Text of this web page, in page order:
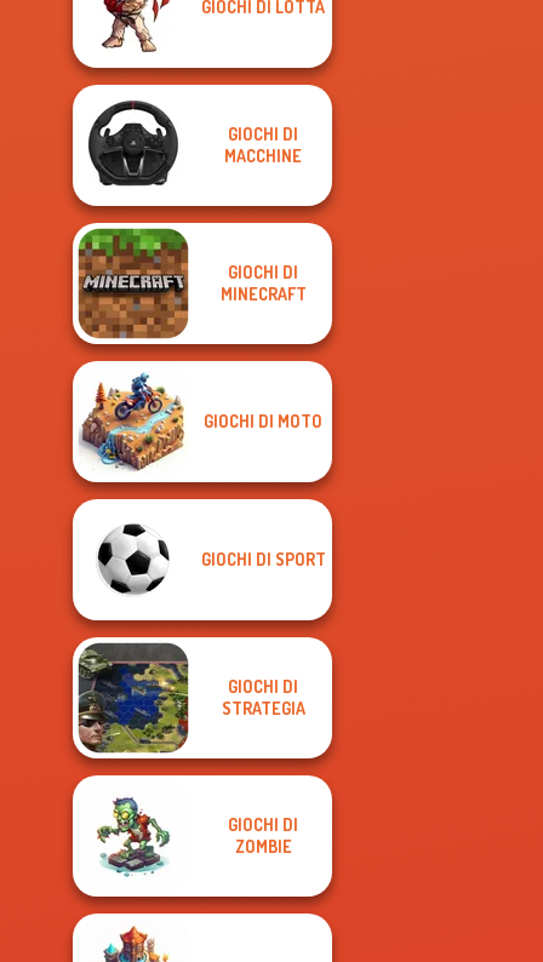
GIOCHI DI LOTTA
GIOCHI DI
MACCHINE
GIOCHI DI
MINECRAFT
GIOCHI DI MOTO
GIOCHI DI SPORT
GIOCHI DI
STRATEGIA
GIOCHI DI
ZOMBIE